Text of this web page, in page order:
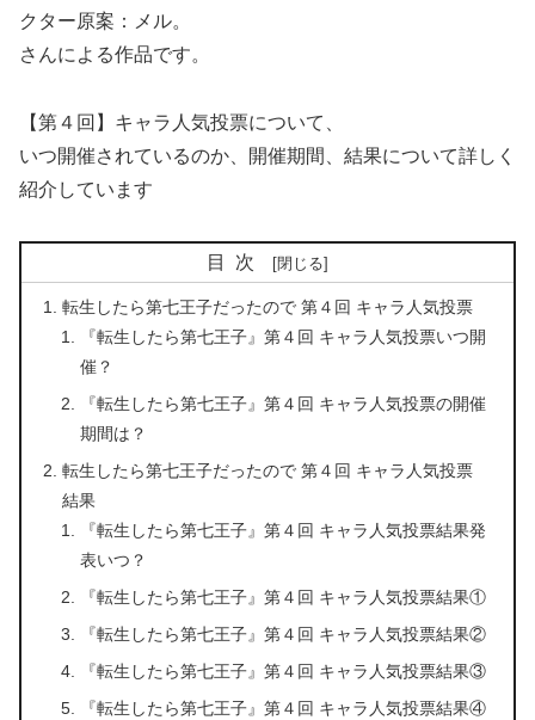
クター原案：メル。
さんによる作品です。
【第４回】キャラ人気投票について、
いつ開催されているのか、開催期間、結果について詳しく
紹介しています
目次
転生したら第七王子だったので 第４回 キャラ人気投票
『転生したら第七王子』第４回 キャラ人気投票いつ開
催？
『転生したら第七王子』第４回 キャラ人気投票の開催
期間は？
転生したら第七王子だったので 第４回 キャラ人気投票
結果
『転生したら第七王子』第４回 キャラ人気投票結果発
表いつ？
『転生したら第七王子』第４回 キャラ人気投票結果①
『転生したら第七王子』第４回 キャラ人気投票結果②
『転生したら第七王子』第４回 キャラ人気投票結果③
『転生したら第七王子』第４回 キャラ人気投票結果④